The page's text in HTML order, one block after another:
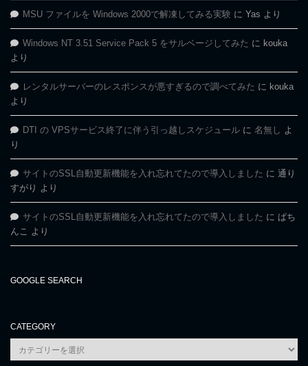
MSU ファイルを Windows 2000で解凍してみる実験 に Yas より
Windows NT 3.51 Service Pack 5 をサルベージしてみた に kouka
より
レンタルサーバーのレスポンスが悪すぎるので調べてみた に kouka
より
DTI の VPSサービス終了に伴う引っ越しスケジュール に 名無し よ
り
サイトのSSL自動更新機能を入れ忘れてたので導入しました に 通り
すがり より
サイトのSSL自動更新機能を入れ忘れてたので導入しました に ぱち
んこ より
GOOGLE SEARCH
CATEGORY
category